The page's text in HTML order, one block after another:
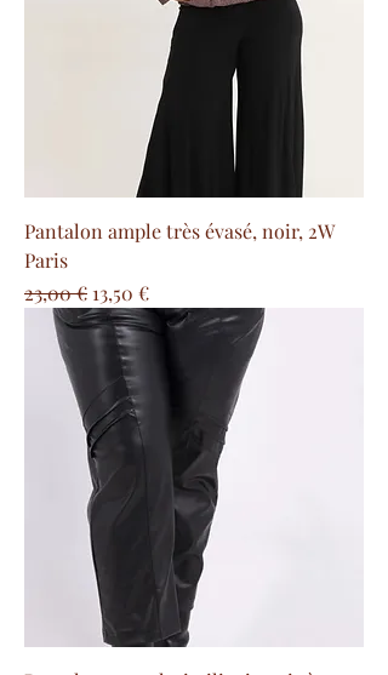
Pantalon ample très évasé, noir, 2W
Paris
Precio
23,00 € Precio de oferta
13,50 €